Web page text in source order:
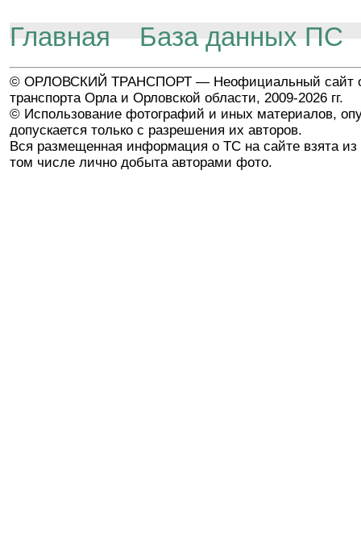
Главная База данных ПС
© ОРЛОВСКИЙ ТРАНСПОРТ — Неофициальный сайт
транспорта Орла и Орловской области, 2009-2026 гг.
© Использование фотографий и иных материалов,
допускается только с разрешения их авторов.
Вся размещенная информация о ТС на сайте взята из
том числе лично добыта авторами фото.